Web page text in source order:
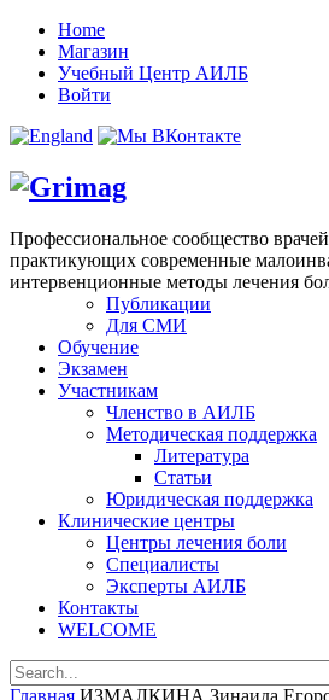
Home
Магазин
Учебный Центр АИЛБ
Войти
Профессиональное сообщество
практикующих современные
интервенционные методы лечения
Публикации
Для СМИ
Обучение
Экзамен
Участникам
Членство в АИЛБ
Методическая поддержка
Литература
Статьи
Юридическая поддержка
Клинические центры
Центры лечения боли
Специалисты
Эксперты АИЛБ
Контакты
WELCOME
Главная ИЗМАЛКИНА Зинаида